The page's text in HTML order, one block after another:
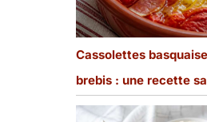
Cassolettes
brebis : une recette